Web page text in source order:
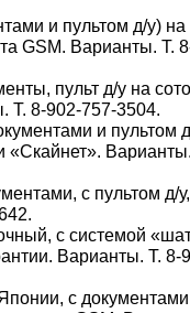
и пультом д/у) на
GSM. Варианты. Т.
пульт д/у на
Т. 8-902-757-3504.
и пультом
«Скайнет».
с пультом д/
с системой
Варианты. Т. 8-
с